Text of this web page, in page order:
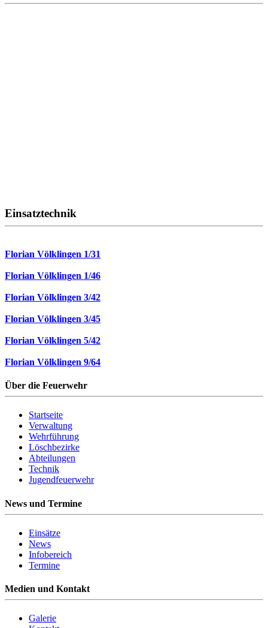
Einsatztechnik
Florian Völklingen 1/31
Florian Völklingen 1/46
Florian Völklingen 3/42
Florian Völklingen 3/45
Florian Völklingen 5/42
Florian Völklingen 9/64
Über die Feuerwehr
Startseite
Verwaltung
Wehrführung
Löschbezirke
Abteilungen
Technik
Jugendfeuerwehr
News und Termine
Einsätze
News
Infobereich
Termine
Medien und Kontakt
Galerie